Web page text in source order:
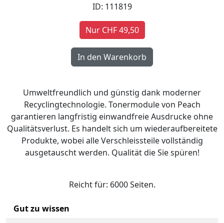
ID: 111819
Nur CHF 49,50
Umweltfreundlich und günstig dank moderner
Recyclingtechnologie. Tonermodule von Peach
garantieren langfristig einwandfreie Ausdrucke ohne
Qualitätsverlust. Es handelt sich um wiederaufbereitete
Produkte, wobei alle Verschleissteile vollständig
ausgetauscht werden. Qualität die Sie spüren!
Reicht für: 6000 Seiten.
Gut zu wissen